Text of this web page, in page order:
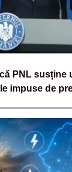
PNL susține
impuse de